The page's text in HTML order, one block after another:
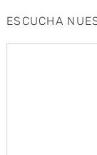
ESCUCHA